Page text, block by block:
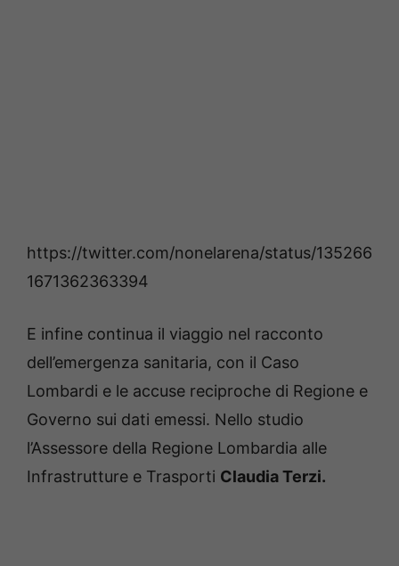
https://twitter.com/nonelarena/status/135266
1671362363394
E infine continua il viaggio nel racconto
dell’emergenza sanitaria, con il Caso
Lombardi e le accuse reciproche di Regione e
Governo sui dati emessi. Nello studio
l’Assessore della Regione Lombardia alle
Infrastrutture e Trasporti Claudia Terzi.